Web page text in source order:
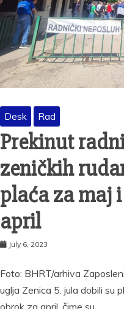
Desk Rad
Prekinut
zeničkih
plaća za maj
april
July 6, 2023
Foto: BHRT/arhiva
uglja Zenica 5. jula dobili su
obrok za april, čime su